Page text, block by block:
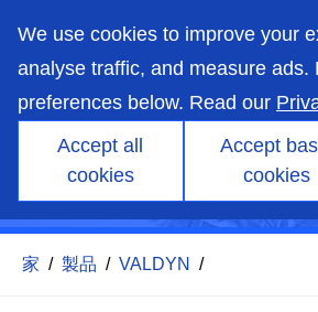
We use cookies to improve your
analyse traffic, and measure ads.
preferences below. Read our
Accept all
cookies
Accept
cookies
main
content
VALDYN出版物
家 / 製品 / VALDYN /